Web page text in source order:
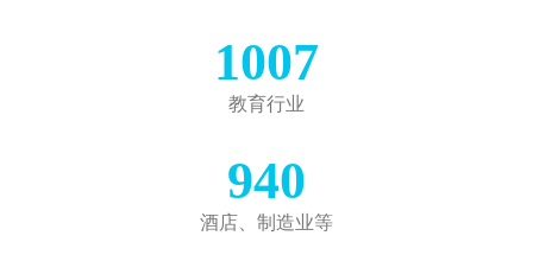
1007
教育行业
940
酒店、制造业等